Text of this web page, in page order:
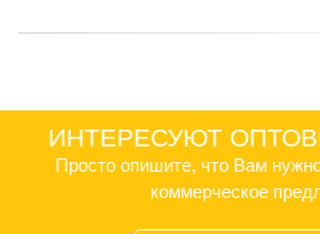
ИНТЕРЕСУЮТ
Просто опишите, что Вам
коммерческое